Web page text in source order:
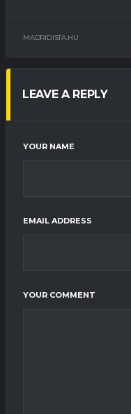
MADRIDISTA.HU
LEAVE A REPLY
YOUR NAME
EMAIL ADDRESS
YOUR COMMENT